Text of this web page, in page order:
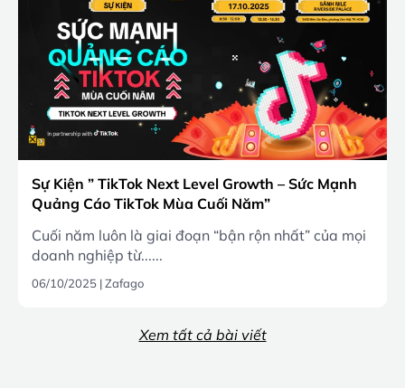
Sự Kiện ” TikTok Next Level Growth – Sức Mạnh
Quảng Cáo TikTok Mùa Cuối Năm”
Cuối năm luôn là giai đoạn “bận rộn nhất” của mọi
doanh nghiệp từ......
06/10/2025 |Zafago
Xem tất cả bài viết